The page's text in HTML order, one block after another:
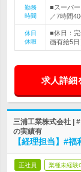
勤務
時間
■スーパ
／7時間
休日
休暇
■休日：
画有給5
求人詳細
三浦工業株式会社 |
の実績有
【経理担当】#
正社員 業種未経験